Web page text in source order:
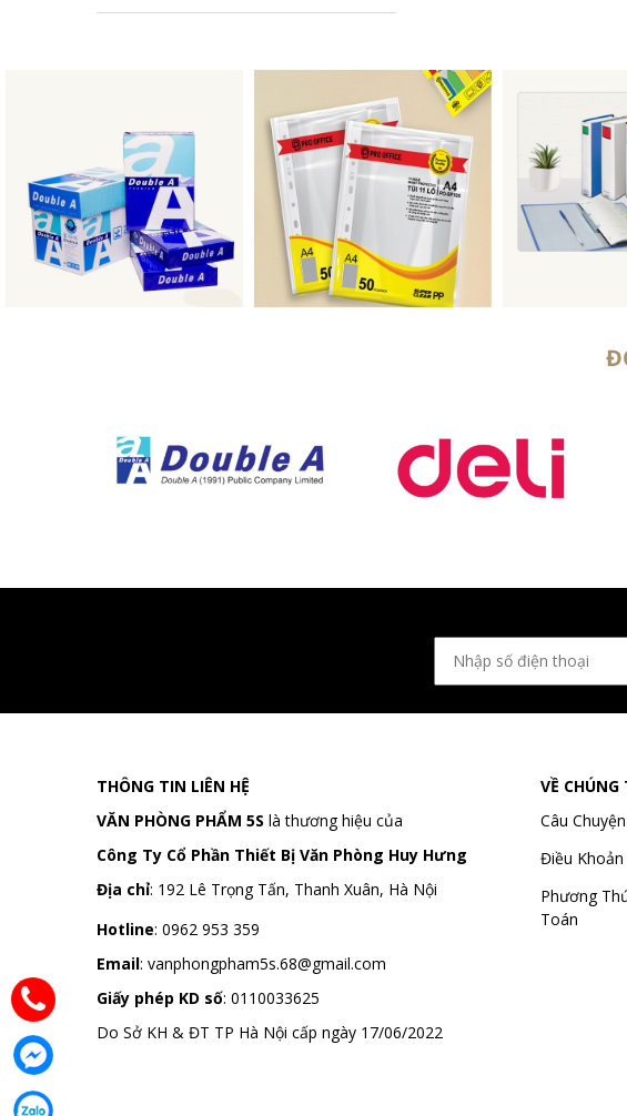
THÔNG TIN LIÊN HỆ
VĂN PHÒNG PHẨM 5S là thương hiệu của
Công Ty Cổ Phần Thiết Bị Văn Phòng Huy Hưng
Địa chỉ: 192 Lê Trọng Tấn, Thanh Xuân, Hà Nội
Hotline: 0962 953 359
Email: vanphongpham5s.68@gmail.com
Giấy phép KD số: 0110033625
Do Sở KH & ĐT TP Hà Nội cấp ngày 17/06/2022
VỀ CHÚNG
Câu
Điều
Phương
Toán